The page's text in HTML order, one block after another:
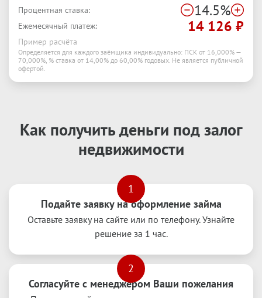
Процентная ставка:
14.5%
Ежемесячный платеж: 14 126 ₽
Пример расчёта
Определяется для каждого заёмщика индивидуально: ПСК от 16,000% —
70,000%, % ставка от 14,00% до 60,00% годовых. Не является публичной
офертой.
Как получить деньги под залог
недвижимости
1
Подайте заявку на оформление займа
Оставьте заявку на сайте или по телефону. Узнайте
решение за 1 час.
2
Согласуйте с менеджером Ваши пожелания